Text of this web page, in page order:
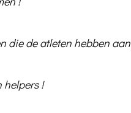
die de atleten hebben
helpers !